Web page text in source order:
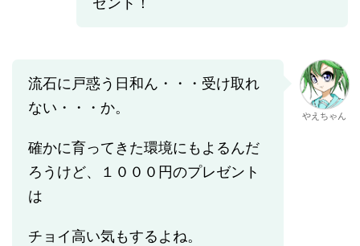
流石に戸惑う日和ん・・・受け取れ
ない・・・か。
確かに育ってきた環境にもよるんだ
ろうけど、１０００円のプレゼント
は
チョイ高い気もするよね。
やえちゃん